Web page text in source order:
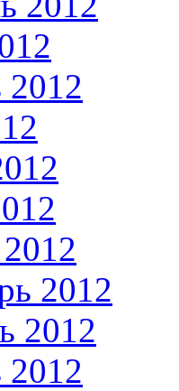
2012
2012
2012
2012